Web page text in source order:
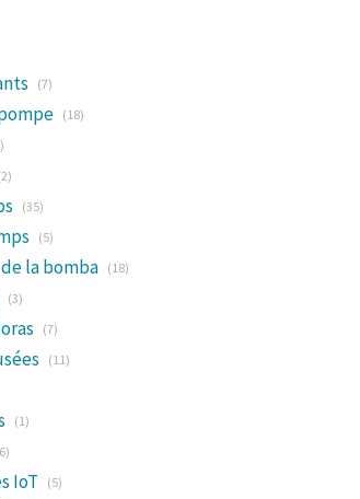
(7)
(18)
(35)
(5)
la bomba (18)
(3)
(7)
(11)
(1)
IoT (5)